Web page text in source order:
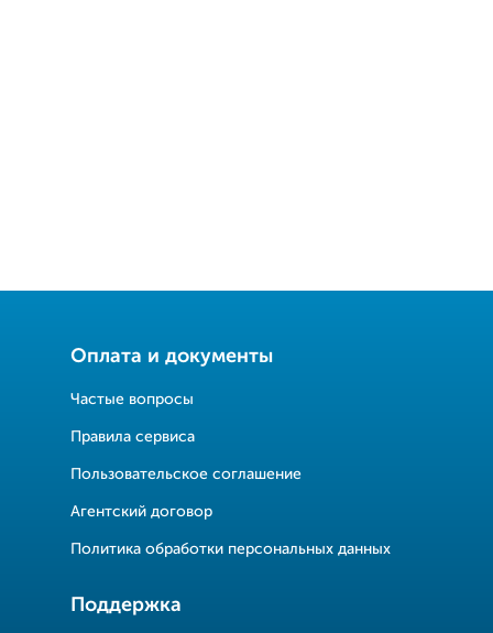
Оплата и документы
Частые вопросы
Правила сервиса
Пользовательское соглашение
Агентский договор
Политика обработки персональных данных
Поддержка